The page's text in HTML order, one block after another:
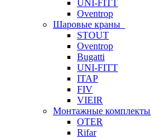
UNI-FITT
Oventrop
Шаровые краны
STOUT
Oventrop
Bugatti
UNI-FITT
ITAP
FIV
VIEIR
Монтажные комплекты
OTER
Rifar